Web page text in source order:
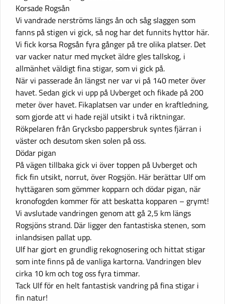
Korsade Rogsån
Vi vandrade nerströms längs ån och såg slaggen som
fanns på stigen vi gick, så nog har det funnits hyttor här.
Vi fick korsa Rogsån fyra gånger på tre olika platser. Det
var vacker natur med mycket äldre gles tallskog, i
allmänhet väldigt fina stigar, som vi gick på.
När vi passerade ån längst ner var vi på 140 meter över
havet. Sedan gick vi upp på Uvberget och fikade på 200
meter över havet. Fikaplatsen var under en kraftledning,
som gjorde att vi hade rejäl utsikt i två riktningar.
Rökpelaren från Grycksbo pappersbruk syntes fjärran i
väster och desutom sken solen på oss.
Dödar pigan
På vägen tillbaka gick vi över toppen på Uvberget och
fick fin utsikt, norrut, över Rogsjön. Här berättar Ulf om
hyttägaren som gömmer kopparn och dödar pigan, när
kronofogden kommer för att beskatta kopparen – grymt!
Vi avslutade vandringen genom att gå 2,5 km längs
Rogsjöns strand. Där ligger den fantastiska stenen, som
inlandsisen pallat upp.
Ulf har gjort en grundlig rekognosering och hittat stigar
som inte finns på de vanliga kartorna. Vandringen blev
cirka 10 km och tog oss fyra timmar.
Tack Ulf för en helt fantastisk vandring på fina stigar i
fin natur!